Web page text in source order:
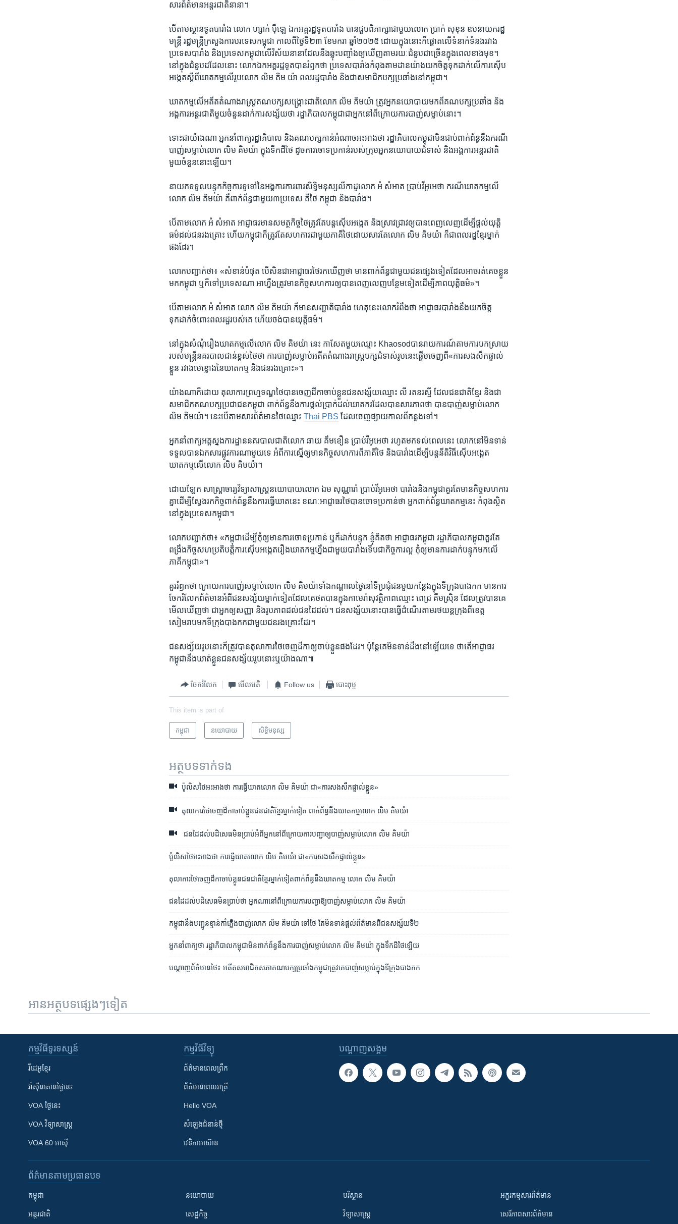
សារ​ព័ត៌មាន​អន្តរ​ជាតិ​នានា។​
បើ​តាម​ស្ថានទូត​បារាំង​ លោក​ ហ្សាក់ ប៉ឺឡេ ​ឯក​អគ្គ​រដ្ឋទូត​បារាំង ​បាន​ជួប​ពិភាក្សា​ជាមួយ​លោក​ ប្រាក់ សុខុន ​ឧបនា​យក​រដ្ឋ
មន្ត្រី​ រដ្ឋមន្រ្តី​ក្រសួង​ការ​បរទេស​កម្ពុជា​ កាល​ពីថ្ងៃ​ទី​២៣ ​ខែ​មករា​ ឆ្នាំ​២០២៥​ ដោយ​ក្នុង​នោះ​ក៏​ផ្តោត​លើ​ទំនាក់​ទំនង​រវាង​
ប្រទេស​បារាំង ​និង​ប្រទេស​កម្ពុជា​លើ​វិស័យ​នានា​ដែល​នឹង​ឆ្លុះ​បញ្ចាំង​ឲ្យ​ឃើញ​តាម​រយៈ​ជំនួប​ជា​ច្រើន​ក្នុង​ពេល​ខាង​មុខ។​
នៅ​ក្នុង​ជំនួប​ដដែល​នោះ​ លោក​ឯក​អគ្គ​រដ្ឋទូត​បាន​រំឭក​ថា​ ប្រទេស​បារាំង​កំពុង​តាមដាន​យ៉ាងយក​ចិត្តទុក​ដាក់​លើ​ការ​ស៊ើប​
អង្កេត​ស្តីពី​ឃាតកម្ម​លើ​រូប​លោក​ លិម គិម យ៉ា ​ពលរដ្ឋ​បារាំង ​និង​ជា​សមាជិក​បក្ស​ប្រឆាំង​នៅ​កម្ពុជា។ ​
ឃាតកម្ម​លើ​អតីត​តំណាង​រាស្ត្រ​គណបក្ស​សង្គ្រោះ​ជាតិ​លោក ​លិម គិមយ៉ា​ ត្រូវ​អ្នក​នយោបាយ​មក​ពី​គណ​បក្ស​ប្រឆាំង​ និង​
អង្គការ​អន្តរ​ជាតិ​មួយ​ចំនួន​ដាក់​ការ​សង្ស័យ​ថា​ រដ្ឋា​ភិបាល​កម្ពុជា​ជា​អ្នក​នៅ​ពី​ក្រោយ​ការ​បាញ់​សម្លាប់​នោះ។​
ទោះជាយ៉ាង​ណា​ អ្នក​នាំ​ពាក្យ​រដ្ឋាភិបាល​ និង​គណបក្ស​កាន់​អំណាច​អះអាង​ថា ​រដ្ឋាភិបាល​កម្ពុជា​មិន​ជាប់​ពាក់​ព័ន្ធ​នឹង​ករណី​
បាញ់​សម្លាប់​លោក ​លិម គិមយ៉ា ​ក្នុង​ទឹក​ដី​ថៃ​ ដូច​ការ​ចោទ​ប្រកាន់​របស់​ក្រុម​អ្នក​នយោបាយ​ជំទាស់​ និង​អង្គការ​អន្តរ​ជាតិ​
មួយ​ចំនួន​នោះ​ឡើយ។​
នាយក​ទទួល​បន្ទុក​កិច្ច​ការ​ទូទៅ​នៃ​អង្គការ​ការពារ​សិទ្ធិ​មនុស្ស​លីកាដូ​លោក ​អំ សំអាត​ ប្រាប់​វីអូអេ​ថា​ ករណី​ឃាតកម្ម​លើ​
លោក ​លិម គិមយ៉ា​ គឺ​ពាក់ព័ន្ធ​ជាមួយ​៣​ប្រទេស​ គឺ​ថៃ​ កម្ពុជា​ និង​បារាំង។​
បើ​តាម​លោក ​អំ សំអាត​ អាជ្ញាធរ​មាន​សមត្ថ​កិច្ច​ថៃ​ត្រូវ​តែ​បន្ត​ស៊ើប​អង្កេត​ និង​ស្រាវជ្រាវឲ្យ​បាន​ពេញ​លេញ​ដើម្បី​ផ្តល់​យុត្តិ​
ធម៌​ដល់​ជន​រងគ្រោះ​ ហើយ​កម្ពុជា​ក៏​ត្រូវ​តែ​សហការ​ជាមួយ​ភាគី​ថៃ​ដោយ​សារ​តែ​លោក ​លិម​ គិមយ៉ា ​ក៏​ជា​ពលរដ្ឋ​ខ្មែរ​ម្នាក់​
ផង​ដែរ។​
លោក​បញ្ជាក់​ថា៖ ​«សំខាន់​បំផុត​ បើសិន​ជា​អាជ្ញាធរ​ថៃ​រក​ឃើញ​ថា​ មាន​ពាក់ព័ន្ធ​ជាមួយ​ជន​ផ្សេង​ទៀត​ដែល​អាច​រត់​គេច​ខ្លួន​
មក​កម្ពុជា​ ឬ​ក៏​ទៅ​ប្រទេស​ណា​ អាហ្នឹង​ត្រូវ​មាន​កិច្ច​សហការ​ឲ្យ​បាន​ពេញ​លេញ​បន្ថែម​ទៀត​ដើម្បី​ភាព​យុត្តិ​ធម៌»។​
បើ​តាម​លោក​ អំ សំអាត​ លោក ​លិម​ គិមយ៉ា​ ក៏​មាន​សញ្ជាតិ​បារាំង​ ហេតុនេះ​លោក​រំពឹង​ថា​ អាជ្ញាធរ​បារាំង​នឹង​យក​ចិត្ត​
ទុកដាក់​ចំពោះ​ពលរដ្ឋ​របស់​គេ​ ហើយ​ចង់​បាន​យុត្តិ​ធម៌។​
នៅ​ក្នុង​សំណុំ​រឿង​ឃាតកម្ម​លើ​លោក ​លិម គិមយ៉ា​ នេះ​ កាសែត​មួយ​ឈ្មោះ​ Khaosod​បាន​រាយ​ការណ៍​តាម​ការ​បក​ស្រាយ​
របស់​មន្ត្រី​នគរបាល​ជាន់​ខ្ពស់​ថៃ​ថា ការ​បាញ់​សម្លាប់​អតីត​តំណាង​រាស្រ្ត​បក្ស​ជំទាស់​រូប​នេះ​ផ្តើម​ចេញ​ពី​«ការ​សង​សឹក​ផ្ទាល់​
ខ្លួន​ រវាង​មេខ្លោង​នៃ​ឃាតកម្ម​ និង​ជន​រងគ្រោះ»។​
យ៉ាងណា​ក៏​ដោយ ​តុលាការ​ព្រហ្មទណ្ឌ​ថៃ​បាន​ចេញ​ដីកា​ចាប់​ខ្លួនជន​សង្ស័យ​ឈ្មោះ​ លី រតនរស្មី​ ដែល​ជនជាតិ​ខ្មែរ​ និង​ជា​
សមាជិក​គណបក្ស​ប្រជាជន​កម្ពុជា ​ពាក់ព័ន្ធ​នឹង​ការ​ផ្តល់​ប្រាក់​ដល់​ឃាតករ​ដែល​បាន​សារភាព​ថា ​បាន​បាញ់​សម្លាប់​លោក ​
លិម គិមយ៉ា។​ នេះ​បើ​តាម​សារ​ព័ត៌មាន​ថៃ​ឈ្មោះThai PBS ​ ដែល​ចេញ​ផ្សាយ​កាល​ពី​កន្លង​ទៅ។​
អ្នក​នាំពាក្យ​អគ្គ​ស្នងការដ្ឋាន​នគរបាល​ជាតិ​លោក​ ឆាយ គឹម​ខឿន​ ប្រាប់​វីអូអេ​ថា​ រហូត​មក​ទល់​ពេល​នេះ ​លោក​នៅ​មិន​ទាន់​
ទទួល​បាន​ឯក​សារ​ផ្លូវការ​ណា​មួយ​ទេ​ អំពី​ការ​ស្នើ​ឲ្យ​មាន​កិច្ច​សហការ​ពី​ភាគី​ថៃ ​និង​បារាំង​ដើម្បី​បន្ត​នីតិវិធី​ស៊ើប​អង្កេត​
ឃាតកម្ម​លើ​លោក​ លិម គិមយ៉ា។​
ដោយ​ឡែក​ សាស្ត្រា​ចារ្យ​វិទ្យា​សាស្ត្រ​នយោបាយ​លោក ​ឯម សុណ្ណារ៉ា​ ប្រាប់​វីអូអេ​ថា​ បារាំង​និង​កម្ពុជា​គួរតែ​មាន​កិច្ច​សហការ​
គ្នា​ដើម្បី​ស្វែង​រក​កិច្ច​ពាក់ព័ន្ធ​នឹង​ការ​ធ្វើ​ឃាត​នេះ ខណៈ​អាជ្ញាធរ​ថៃ​បាន​ចោទ​ប្រកាន់​ថា​ អ្នក​ពាក់ព័ន្ធ​ឃាតកម្ម​នេះ ​កំពុង​ស្ថិត​
នៅ​ក្នុង​ប្រទេស​កម្ពុជា។​
លោក​បញ្ជាក់​ថា៖​ «កម្ពុជា​ដើម្បី​កុំ​ឲ្យ​មាន​ការ​ចោទ​ប្រកាន់​ ឬ​ក៏​ដាក់​បន្ទុក​ ខ្ញុំ​គិត​ថា​ អាជ្ញាធរ​កម្ពុជា​ រដ្ឋាភិបាល​កម្ពុជា​គួរតែ​
ពង្រឹង​កិច្ច​សហ​ប្រតិបត្តិ​ការ​ស៊ើប​អង្កេត​រឿង​ឃាតកម្ម​ហ្នឹង​ជាមួយ​បារាំង​ទើប​ជា​កិច្ចការ​ល្អ ​កុំ​ឲ្យ​មាន​ការ​ដាក់​បន្ទុក​មក​លើ​
ភាគី​កម្ពុជា»។​
គួរ​រំឭក​ថា​ ក្រោយ​ការ​បាញ់​សម្លាប់​លោក ​លិម គិមយ៉ា​ទាំង​កណ្តាល​ថ្ងៃ​នៅ​ទីប្រជុំ​ជន​មួយ​កន្លែងក្នុង​ទីក្រុង​បាងកក​ មាន​ការ​
ចែក​រំលែក​ព័ត៌មាន​អំពី​ជន​សង្ស័យ​ម្នាក់​ទៀត​ដែល​គេ​ថត​បាន​ក្នុង​កាមេរ៉ា​សុវត្ថិ​ភាព​ឈ្មោះ ​ពេជ្រ គឹម​ស្រ៊ិន ​ដែល​ត្រូវ​បាន​គេ​
មើល​ឃើញ​ថា​ ជា​អ្នក​ឲ្យ​សញ្ញា ​និង​រូបភាព​ដល់​ជន​ដៃ​ដល់។​ ជន​សង្ស័យ​នោះ​បាន​ធ្វើ​ដំណើរ​តាម​រថយន្ត​ក្រុង​ពី​ខេត្ត​
សៀមរាប​មក​ទី​ក្រុង​បាងកក​ជា​មួយ​ជន​រង​គ្រោះ​ដែរ។ ​
ជន​សង្ស័យ​រូប​នោះ​ក៏​ត្រូវ​បាន​តុលាការ​ថៃ​ចេញ​ដីកា​ឲ្យ​ចាប់​ខ្លួន​ផង​ដែរ។ ​ប៉ុន្តែ​គេ​មិន​ទាន់​ដឹង​នៅ​ឡើយ​ទេ ​ថា​តើ​អាជ្ញាធរ​
កម្ពុជា​នឹង​ឃាត់​ខ្លួន​ជន​សង្ស័យ​រូប​នោះ​ឬ​យ៉ាង​ណា៕
ចែករំលែក មើល​មតិ Follow us បោះពុម្ព
This item is part of
កម្ពុជា នយោបាយ សិទ្ធិ​មនុស្ស
អត្ថបទ​ទាក់ទង
ប៉ូលិសថៃ​អះអាង​ថា ការធ្វើឃាត​លោក លិម គិមយ៉ា ជា​«ការសងសឹក​ផ្ទាល់ខ្លួន»
តុលាការ​ថៃ​ចេញ​ដីកា​ចាប់ខ្លួន​ជនជាតិ​ខ្មែរ​ម្នាក់ទៀត ពាក់ព័ន្ធនឹង​ឃាតកម្ម​លោក លិម គិមយ៉ា
ជន​ដៃ​ដល់​បដិសេធ​មិន​ប្រាប់​អំពី​អ្នក​នៅពី​ក្រោយ​ការ​បញ្ជា​ឲ្យ​បាញ់​សម្លាប់​លោក​ លិម គិមយ៉ា
ប៉ូលិស​ថៃ​អះអាង​ថា ការធ្វើ​ឃាតលោក លិម គិមយ៉ា ជា​«ការសងសឹក​ផ្ទាល់ខ្លួន»
តុលាការ​ថៃ​ចេញ​ដីកា​ចាប់​ខ្លួន​ជនជាតិ​ខ្មែរ​ម្នាក់​ទៀតពាក់ព័ន្ធ​នឹង​ឃាតកម្ម​ លោក លិម គិមយ៉ា
ជន​ដៃដល់​បដិសេធ​មិន​ប្រាប់​ថា អ្នកណា​នៅ​ពី​ក្រោយ​ការបញ្ជា​ឱ្យ​បាញ់​សម្លាប់​លោក លិម គិមយ៉ា
កម្ពុជា​នឹង​បញ្ជូន​ខ្មាន់​កាំភ្លើង​បាញ់​លោក លិម គិមយ៉ា ទៅ​ថៃ តែ​មិន​ទាន់​ផ្តល់​ព័ត៌មាន​ពី​ជន​សង្ស័យ​ទី២
អ្នកនាំពាក្យថា រដ្ឋាភិបាល​កម្ពុជា​មិន​ពាក់ព័ន្ធនឹង​ការបាញ់​សម្លាប់​លោក លិម គិមយ៉ា ក្នុង​ទឹកដី​ថៃ​ឡើយ
បណ្តាញ​ព័ត៌មាន​ថៃ៖ ​អតីត​សមាជិក​សភា​គណបក្ស​ប្រឆាំង​កម្ពុជា​​ត្រូវ​គេ​បាញ់​សម្លាប់​ក្នុង​ទីក្រុង​បាងកក
អានអត្ថបទផ្សេងៗទៀត
បណ្តាញ​សង្គម
កម្មវិធី​ទូរទស្សន៍
វីដេអូ​ខ្មែរ
វ៉ាស៊ីនតោន​ថ្ងៃ​នេះ
VOA ថ្ងៃនេះ
VOA ​វិទ្យាសាស្ត្រ
VOA 60 អាស៊ី
កម្មវិធី​វិទ្យុ
ព័ត៌មាន​ពេល​ព្រឹក
ព័ត៌មាន​​ពេល​រាត្រី
Hello VOA
សំឡេង​ជំនាន់​ថ្មី
វេទិកា​អាស៊ាន
ព័ត៌មាន​តាមប្រធានបទ​
កម្ពុជា
អន្តរជាតិ
នយោបាយ
សេដ្ឋកិច្ច
បរិស្ថាន
វិទ្យាសាស្រ្ត
អក្ខរកម្មសារព័ត៌មាន
សេរីភាពសារព័ត៌មាន